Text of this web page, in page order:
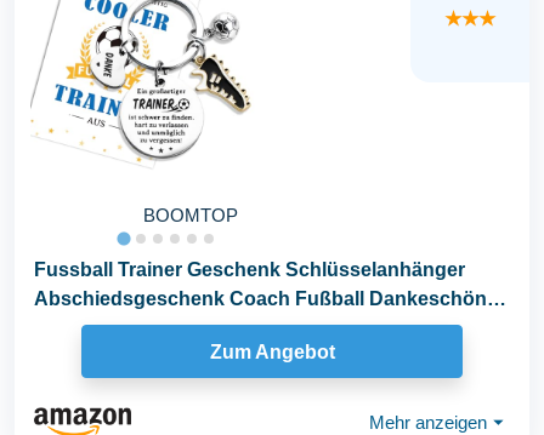
BOOMTOP
★★★
Fussball Trainer Geschenk Schlüsselanhänger
Abschiedsgeschenk Coach Fußball Dankeschön
Geschenke...
Zum Angebot
Mehr anzeigen ⏷